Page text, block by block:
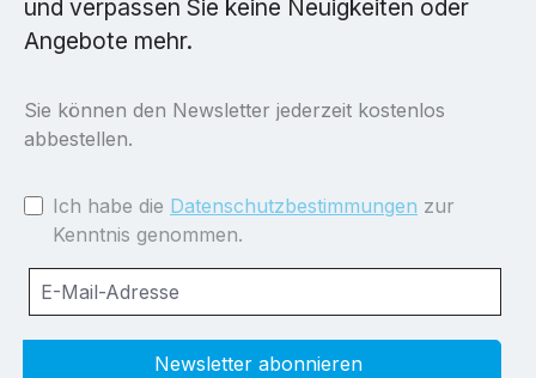
und verpassen Sie keine Neuigkeiten oder
Angebote mehr.
Sie können den Newsletter jederzeit kostenlos
abbestellen.
Ich habe die Datenschutzbestimmungen zur
Kenntnis genommen.
Newsletter abonnieren